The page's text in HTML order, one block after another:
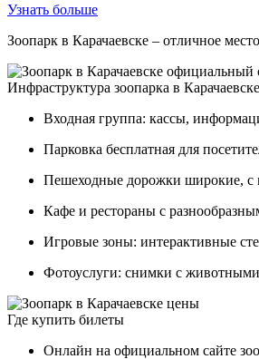
Узнать больше
Зоопарк в Карачаевске – отличное
Инфраструктура зоопарка в Карачаевске
Входная группа: кассы,
Парковка бесплатная для
Пешеходные дорожки широкие, с
Кафе и рестораны с
Игровые зоны: интерактивные
Фотоуслуги: снимки с
Где купить билеты
Онлайн на официальном сайте